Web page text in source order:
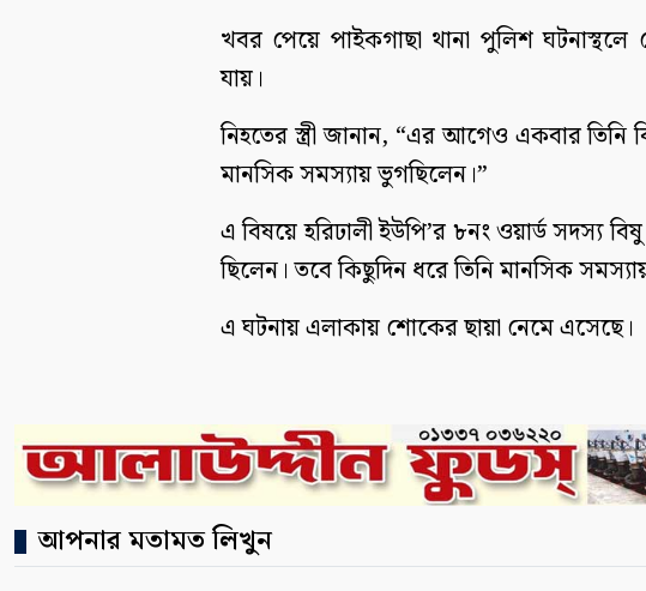
খবর পেয়ে পাইকগাছা থানা পুলিশ
যায়।
নিহতের স্ত্রী জানান, “এর আগেও একবার
মানসিক সমস্যায় ভুগছিলেন।”
এ বিষয়ে হরিঢালী ইউপি’র ৮নং ওয়ার্ড সদস্য
ছিলেন। তবে কিছুদিন ধরে তিনি মানসিক
এ ঘটনায় এলাকায় শোকের ছায়া নেমে এসেছে।
আপনার মতামত লিখুন